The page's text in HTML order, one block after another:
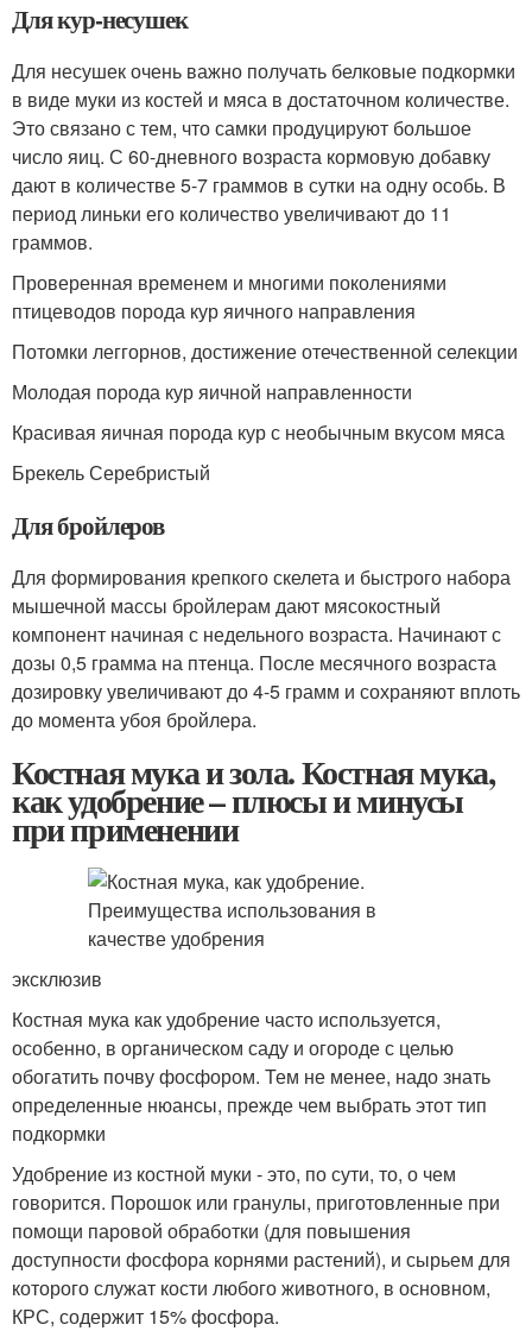
Для кур-несушек
Для несушек очень важно получать белковые подкормки
в виде муки из костей и мяса в достаточном количестве.
Это связано с тем, что самки продуцируют большое
число яиц. С 60-дневного возраста кормовую добавку
дают в количестве 5-7 граммов в сутки на одну особь. В
период линьки его количество увеличивают до 11
граммов.
Проверенная временем и многими поколениями
птицеводов порода кур яичного направления
Потомки леггорнов, достижение отечественной селекции
Молодая порода кур яичной направленности
Красивая яичная порода кур с необычным вкусом мяса
Брекель Серебристый
Для бройлеров
Для формирования крепкого скелета и быстрого набора
мышечной массы бройлерам дают мясокостный
компонент начиная с недельного возраста. Начинают с
дозы 0,5 грамма на птенца. После месячного возраста
дозировку увеличивают до 4-5 грамм и сохраняют вплоть
до момента убоя бройлера.
Костная мука и зола. Костная мука,
как удобрение – плюсы и минусы
при применении
эксклюзив
Костная мука как удобрение часто используется,
особенно, в органическом саду и огороде с целью
обогатить почву фосфором. Тем не менее, надо знать
определенные нюансы, прежде чем выбрать этот тип
подкормки
Удобрение из костной муки - это, по сути, то, о чем
говорится. Порошок или гранулы, приготовленные при
помощи паровой обработки (для повышения
доступности фосфора корнями растений), и сырьем для
которого служат кости любого животного, в основном,
КРС, содержит 15% фосфора.